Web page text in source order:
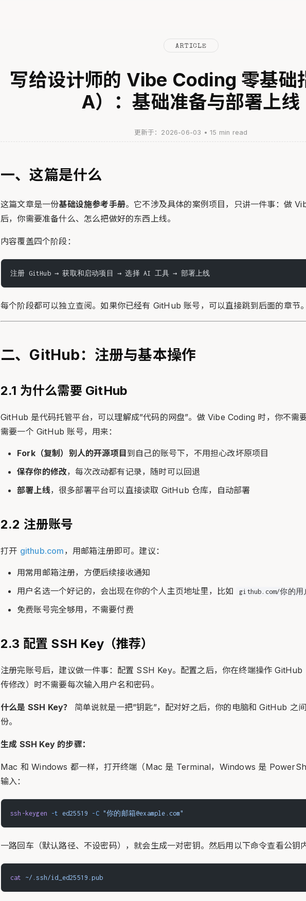
ARTICLE
写给设计师的 Vibe Coding 零基础
A）：基础准备与部署上线
更新于：2026-06-03 • 15 min read
一、这篇是什么
这篇文章是一份基础设施参考手册。它不涉及具体的案例项目，只讲一件事：做
后，你需要准备什么、怎么把做好的东西上线。
内容覆盖四个阶段：
注册 GitHub → 获取和启动项目 → 选择 AI 工具 → 部署上线
每个阶段都可以独立查阅。如果你已经有 GitHub 账号，可以直接跳到后面的章节
二、GitHub：注册与基本操作
2.1 为什么需要 GitHub
GitHub 是代码托管平台，可以理解成”代码的网盘”。做 Vibe Coding 时，你不需
需要一个 GitHub 账号，用来：
Fork（复制）别人的开源项目 到自己的账号下，不用担心改坏原项目
保存你的修改，每次改动都有记录，随时可以回退
部署上线，很多部署平台可以直接读取 GitHub 仓库，自动部署
2.2 注册账号
打开 github.com ，用邮箱注册即可。建议：
用常用邮箱注册，方便后续接收通知
用户名选一个好记的，会出现在你的个人主页地址里，比如
github.com/你的用
免费账号完全够用，不需要付费
2.3 配置 SSH Key（推荐）
注册完账号后，建议做一件事：配置 SSH Key。配置之后，你在终端操作 GitHub
传修改）时不需要每次输入用户名和密码。
什么是 SSH Key？
简单说就是一把”钥匙”，配对好之后，你的电脑和 GitHub 之
份。
生成 SSH Key 的步骤：
Mac 和 Windows 都一样，打开终端（Mac 是 Terminal，Windows 是
输入：
ssh-keygen -t ed25519 -C "你的邮箱@example.com"
一路回车（默认路径、不设密码），就会生成一对密钥。然后用以下命令查看公钥
cat ~/.ssh/id_ed25519.pub